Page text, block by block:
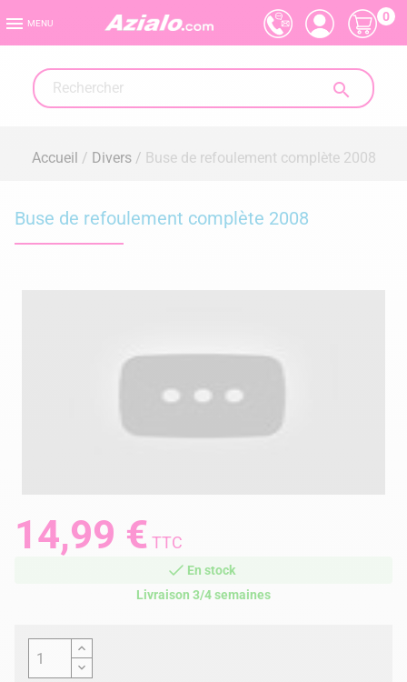
 MENU

0
Accueil Divers Buse de refoulement complète 2008
Buse de refoulement complète 2008
14,99 € TTC
En stock
Livraison 3/4 semaines